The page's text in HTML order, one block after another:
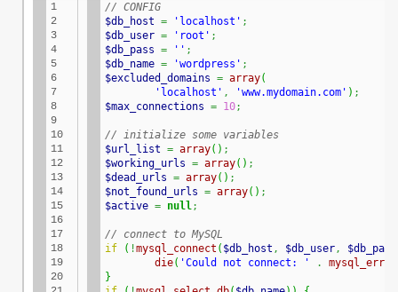
1
2
3
4
5
6
7
8
9
10
11
12
13
14
15
16
17
18
19
20
// CONFIG
$db_host = 'localhost' ;
$db_user = 'root' ;
$db_pass = '' ;
$db_name = 'wordpress' ;
$excluded_domains = array(
'localhost' , 'www.mydomain.com' ) ;
$max_connections = 10;
// initialize some variables
$url_list = array( ) ;
$working_urls = array( ) ;
$dead_urls = array( ) ;
$not_found_urls = array( ) ;
$active = null;
// connect to MySQL
if
( !mysql_connect ( $db_host , $db_user, $db_pass
die( 'Could not connect: ' . mysql_error
}